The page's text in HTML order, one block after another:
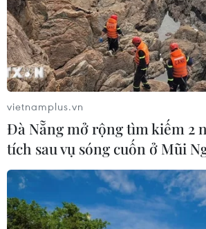
vietnamplus.vn
Đà Nẵng mở rộng tìm kiếm 2
tích sau vụ sóng cuốn ở Mũi